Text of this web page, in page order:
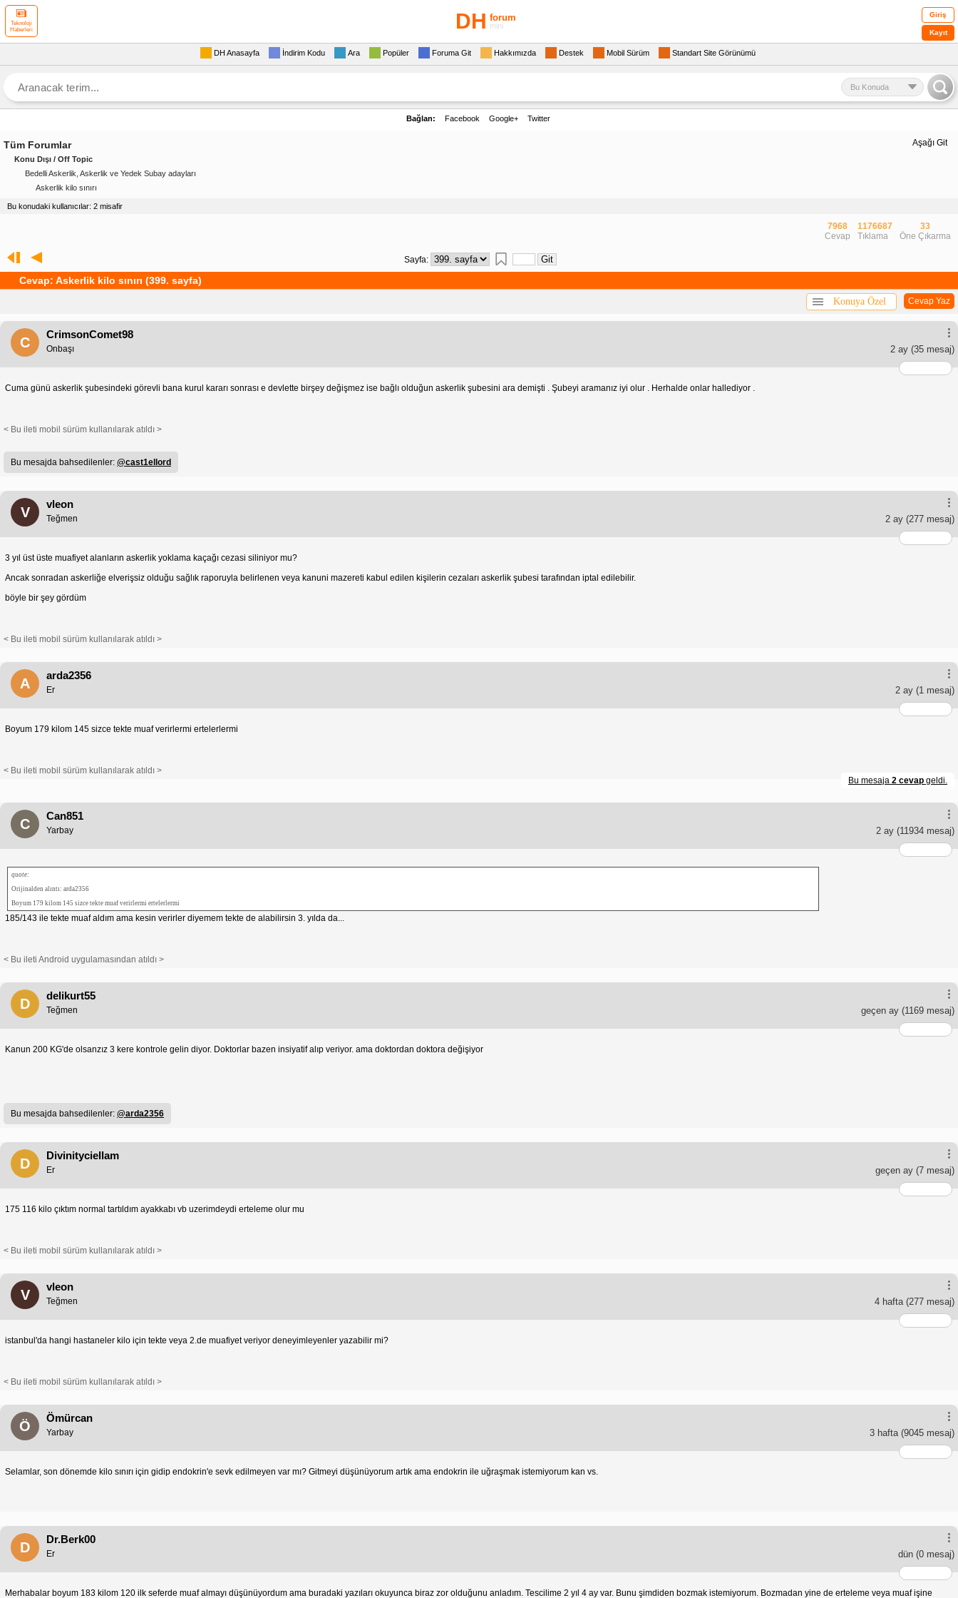
Teknoloji
Haberleri
DH forum
mini
Giriş
Kayıt
DH Anasayfa İndirim Kodu Ara Popüler Foruma Git Hakkımızda Destek Mobil Sürüm Standart Site Görünümü
Bu Konuda
Bağlan: Facebook Google+ Twitter
Aşağı Git
Tüm Forumlar
Konu Dışı / Off Topic
Bedelli Askerlik, Askerlik ve Yedek Subay adayları
Askerlik kilo sınırı
Bu konudaki kullanıcılar: 2 misafir
7968
Cevap
1176687
Tıklama
33
Öne Çıkarma
Sayfa:
Cevap: Askerlik kilo sınırı (399. sayfa)
Cevap Yaz
Konuya Özel
C
CrimsonComet98
2 ay (35 mesaj)
Onbaşı
Cuma günü askerlik şubesindeki görevli bana kurul kararı sonrası e devlette birşey değişmez ise bağlı olduğun askerlik şubesini ara demişti . Şubeyi aramanız iyi olur . Herhalde onlar hallediyor .
< Bu ileti mobil sürüm kullanılarak atıldı >
Bu mesajda bahsedilenler: @cast1ellord
V
vleon
2 ay (277 mesaj)
Teğmen
3 yıl üst üste muafiyet alanların askerlik yoklama kaçağı cezasi siliniyor mu?
Ancak sonradan askerliğe elverişsiz olduğu sağlık raporuyla belirlenen veya kanuni mazereti kabul edilen kişilerin cezaları askerlik şubesi tarafından iptal edilebilir.
böyle bir şey gördüm
< Bu ileti mobil sürüm kullanılarak atıldı >
A
arda2356
2 ay (1 mesaj)
Er
Boyum 179 kilom 145 sizce tekte muaf verirlermi ertelerlermi
< Bu ileti mobil sürüm kullanılarak atıldı >
Bu mesaja 2 cevap geldi.
C
Can851
2 ay (11934 mesaj)
Yarbay
quote:
Orijinalden alıntı: arda2356
Boyum 179 kilom 145 sizce tekte muaf verirlermi ertelerlermi
185/143 ile tekte muaf aldım ama kesin verirler diyemem tekte de alabilirsin 3. yılda da...
< Bu ileti Android uygulamasından atıldı >
D
delikurt55
geçen ay (1169 mesaj)
Teğmen
Kanun 200 KG'de olsanzız 3 kere kontrole gelin diyor. Doktorlar bazen insiyatif alıp veriyor. ama doktordan doktora değişiyor
Bu mesajda bahsedilenler: @arda2356
D
Divinityciellam
geçen ay (7 mesaj)
Er
175 116 kilo çıktım normal tartıldım ayakkabı vb uzerimdeydi erteleme olur mu
< Bu ileti mobil sürüm kullanılarak atıldı >
V
vleon
4 hafta(277 mesaj)
Teğmen
istanbul'da hangi hastaneler kilo için tekte veya 2.de muafiyet veriyor deneyimleyenler yazabilir mi?
< Bu ileti mobil sürüm kullanılarak atıldı >
Ö
Ömürcan
3 hafta(9045 mesaj)
Yarbay
Selamlar, son dönemde kilo sınırı için gidip endokrin'e sevk edilmeyen var mı? Gitmeyi düşünüyorum artık ama endokrin ile uğraşmak istemiyorum kan vs.
D
Dr.Berk00
dün (0 mesaj)
Er
Merhabalar boyum 183 kilom 120 ilk seferde muaf almayı düşünüyordum ama buradaki yazıları okuyunca biraz zor olduğunu anladım. Tescilime 2 yıl 4 ay var. Bunu şimdiden bozmak istemiyorum. Bozmadan yine de erteleme veya muaf işine